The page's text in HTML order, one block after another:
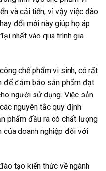
và cải tiến, vì vậy việc đào
đổi mới này giúp họ áp
nhất vào quá trình gia
chế phẩm vi sinh, có rất
để đảm bảo sản phẩm đạt
người sử dụng. Việc sản
nguyên tắc quy định
phẩm đầu ra có chất lượng
của doanh nghiệp đối với
tạo kiến thức về ngành